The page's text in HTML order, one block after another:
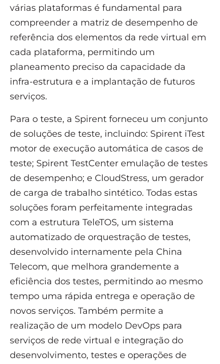
várias plataformas é fundamental para
compreender a matriz de desempenho de
referência dos elementos da rede virtual em
cada plataforma, permitindo um
planeamento preciso da capacidade da
infra-estrutura e a implantação de futuros
serviços.
Para o teste, a Spirent forneceu um conjunto
de soluções de teste, incluindo: Spirent iTest
motor de execução automática de casos de
teste; Spirent TestCenter emulação de testes
de desempenho; e CloudStress, um gerador
de carga de trabalho sintético. Todas estas
soluções foram perfeitamente integradas
com a estrutura TeleTOS, um sistema
automatizado de orquestração de testes,
desenvolvido internamente pela China
Telecom, que melhora grandemente a
eficiência dos testes, permitindo ao mesmo
tempo uma rápida entrega e operação de
novos serviços. Também permite a
realização de um modelo DevOps para
serviços de rede virtual e integração do
desenvolvimento, testes e operações de